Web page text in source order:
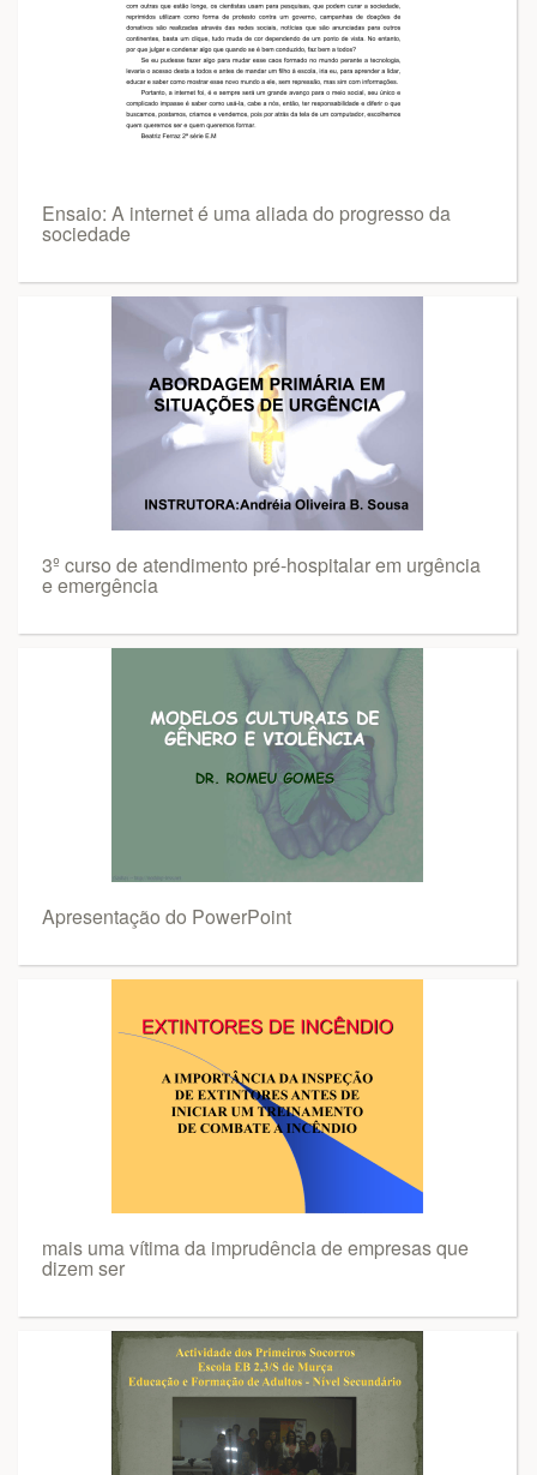
Ensaio: A internet é uma aliada do progresso da
sociedade
3º curso de atendimento pré-hospitalar em urgência
e emergência
Apresentação do PowerPoint
mais uma vítima da imprudência de empresas que
dizem ser